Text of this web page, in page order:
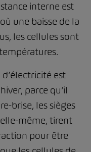
interne est
une baisse de la
les cellules sont
est
parce qu’il
brise, les sièges
même, tirent
pour être